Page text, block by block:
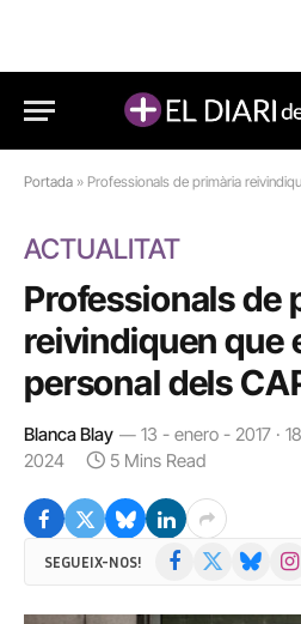
Portada » Professionals de primària
ACTUALITAT
Professionals de
reivindiquen que
personal dels
Blanca Blay 13 - enero - 2017 ·
2024
5 Mins Read
SEGUEIX-NOS! Facebook Bluesky